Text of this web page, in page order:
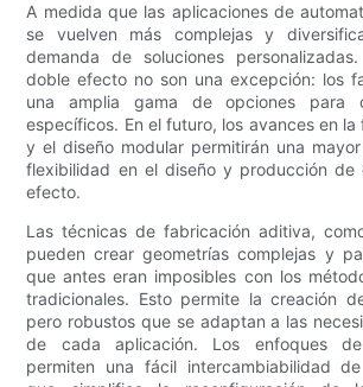
A medida que las aplicaciones de
se vuelven más complejas y
demanda de soluciones
doble efecto no son una excepción: los
una amplia gama de opciones para
específicos. En el futuro, los avances en
y el diseño modular permitirán una
flexibilidad en el diseño y producción de
efecto.
Las técnicas de fabricación aditiva,
pueden crear geometrías complejas y
que antes eran imposibles con los
tradicionales. Esto permite la creación
pero robustos que se adaptan a las
de cada aplicación. Los enfoques
permiten una fácil intercambiabilidad